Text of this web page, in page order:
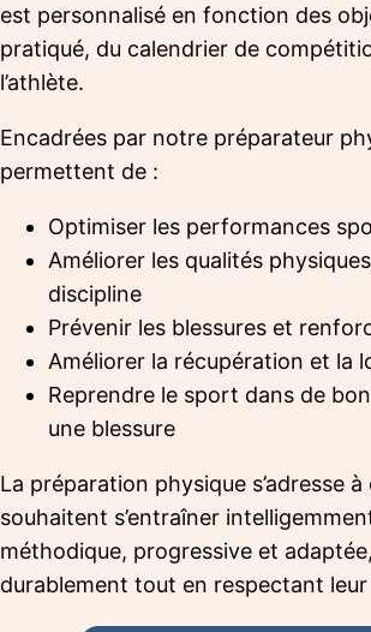
est personnalisé en fonction des
pratiqué, du calendrier de
l’athlète.
Encadrées par notre préparateur
permettent de :
Optimiser les performances
Améliorer les qualités
discipline
Prévenir les blessures et
Améliorer la récupération et la
Reprendre le sport dans de
une blessure
La préparation physique s’adresse
souhaitent s’entraîner
méthodique, progressive et
durablement tout en respectant